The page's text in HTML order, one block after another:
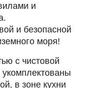
и
и безопасной
моря!
с чистовой
в зоне кухни